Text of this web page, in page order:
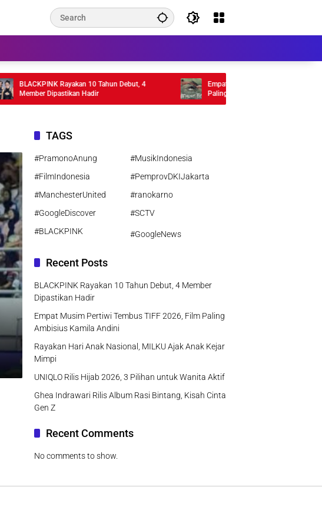
BLACKPINK Rayakan 10 Tahun Debut, 4
Member Dipastikan Hadir
Empat Musim Pertiwi Tembus TIFF 2026,
Paling Ambisius Kamila Andini
TAGS
#PramonoAnung
#MusikIndonesia
#FilmIndonesia
#PemprovDKIJakarta
#ManchesterUnited
#ranokarno
#GoogleDiscover
#SCTV
#BLACKPINK
#GoogleNews
Recent Posts
BLACKPINK Rayakan 10 Tahun Debut, 4 Member
Dipastikan Hadir
Empat Musim Pertiwi Tembus TIFF 2026, Film Paling
Ambisius Kamila Andini
Rayakan Hari Anak Nasional, MILKU Ajak Anak Kejar
Mimpi
UNIQLO Rilis Hijab 2026, 3 Pilihan untuk Wanita Aktif
Ghea Indrawari Rilis Album Rasi Bintang, Kisah Cinta
Gen Z
Recent Comments
No comments to show.